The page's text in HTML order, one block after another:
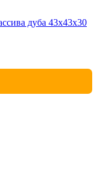
дуба 43х43х30